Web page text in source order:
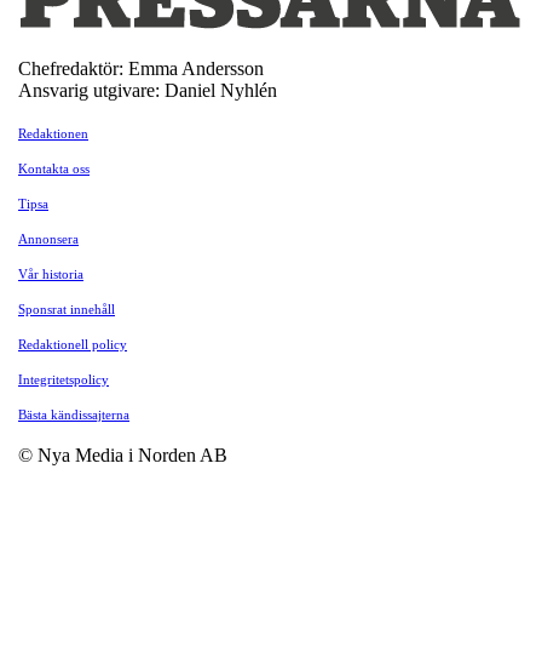
Chefredaktör: Emma Andersson
Ansvarig utgivare: Daniel Nyhlén
Redaktionen
Kontakta oss
Tipsa
Annonsera
Vår historia
Sponsrat innehåll
Redaktionell policy
Integritetspolicy
Bästa kändissajterna
© Nya Media i Norden AB